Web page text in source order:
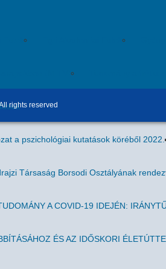
Esték Egri Akadémiai Esték
(MITV)
a pszichológiai kutatások köréből 2022.
Társaság Borsodi Osztályának
A COVID-19 IDEJÉN:
ÉS AZ IDŐSKORI
rights reserved